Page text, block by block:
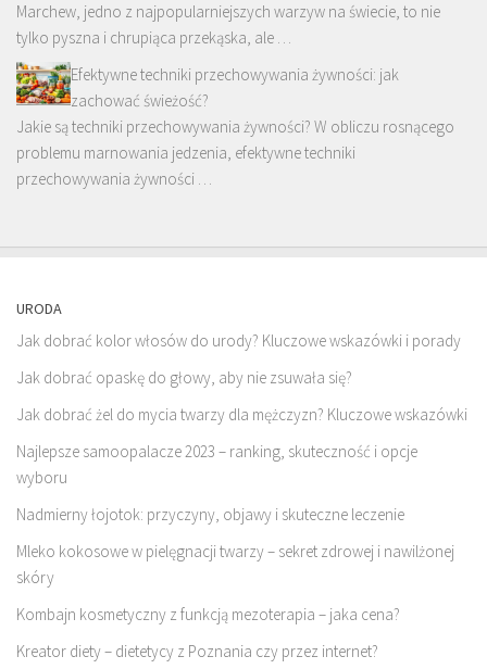
Marchew, jedno z najpopularniejszych warzyw na świecie, to nie
tylko pyszna i chrupiąca przekąska, ale …
Efektywne techniki przechowywania żywności: jak
zachować świeżość?
Jakie są techniki przechowywania żywności? W obliczu rosnącego
problemu marnowania jedzenia, efektywne techniki
przechowywania żywności …
URODA
Jak dobrać kolor włosów do urody? Kluczowe wskazówki i porady
Jak dobrać opaskę do głowy, aby nie zsuwała się?
Jak dobrać żel do mycia twarzy dla mężczyzn? Kluczowe wskazówki
Najlepsze samoopalacze 2023 – ranking, skuteczność i opcje
wyboru
Nadmierny łojotok: przyczyny, objawy i skuteczne leczenie
Mleko kokosowe w pielęgnacji twarzy – sekret zdrowej i nawilżonej
skóry
Kombajn kosmetyczny z funkcją mezoterapia – jaka cena?
Kreator diety – dietetycy z Poznania czy przez internet?